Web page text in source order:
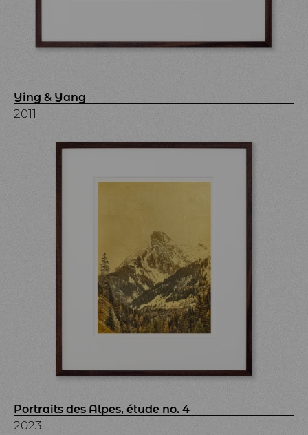
Ying & Yang
2011
Portraits des Alpes, étude no. 4
2023